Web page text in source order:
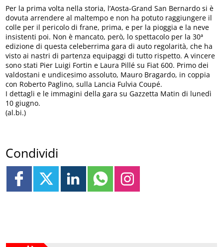
Per la prima volta nella storia, l’Aosta-Grand San Bernardo si è
dovuta arrendere al maltempo e non ha potuto raggiungere il
colle per il pericolo di frane, prima, e per la pioggia e la neve
insistenti poi. Non è mancato, però, lo spettacolo per la 30ª
edizione di questa celeberrima gara di auto regolarità, che ha
visto ai nastri di partenza equipaggi di tutto rispetto. A vincere
sono stati Pier Luigi Fortin e Laura Pillé su Fiat 600. Primo dei
valdostani e undicesimo assoluto, Mauro Bragardo, in coppia
con Roberto Paglino, sulla Lancia Fulvia Coupé.
I dettagli e le immagini della gara su Gazzetta Matin di lunedì
10 giugno.
(al.bi.)
Condividi